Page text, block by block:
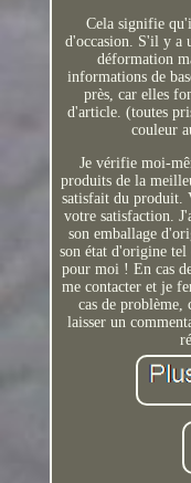
Cela signifie
d'occasion. S'il y a
déformation
informations de
près, car elles
d'article. (toutes
couleur
Je vérifie moi-
produits de la
satisfait du produit.
votre satisfaction.
son emballage
son état d'origine tel
pour moi ! En cas
me contacter et je
cas de problème,
laisser un